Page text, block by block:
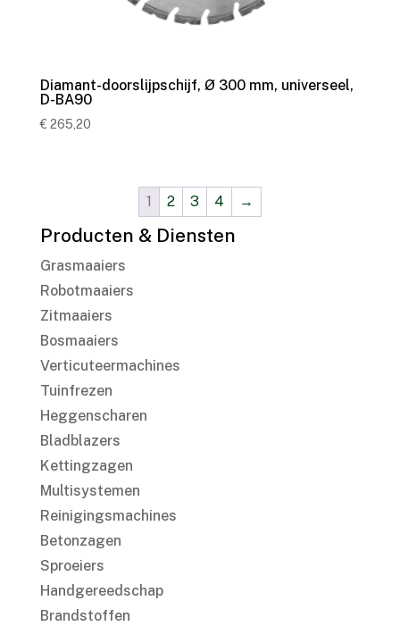
Diamant-doorslijpschijf, Ø 300 mm, universeel,
D-BA90
€ 265,20
1 2 3 4 →
Producten & Diensten
Grasmaaiers
Robotmaaiers
Zitmaaiers
Bosmaaiers
Verticuteermachines
Tuinfrezen
Heggenscharen
Bladblazers
Kettingzagen
Multisystemen
Reinigingsmachines
Betonzagen
Sproeiers
Handgereedschap
Brandstoffen